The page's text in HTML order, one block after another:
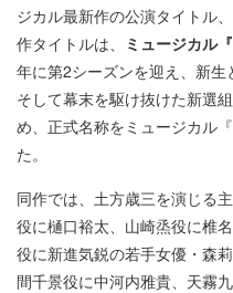
ジカル最新作の公演タイトル
作タイトルは、
ミュージカル『
年に第2シーズンを迎え、新
そして幕末を駆け抜けた新選
め、正式名称をミュージカル『
た。
同作では、土方歳三を演じる
役に樋口裕太、山崎烝役に椎
役に新進気鋭の若手女優・森
間千景役に中河内雅貴、天霧